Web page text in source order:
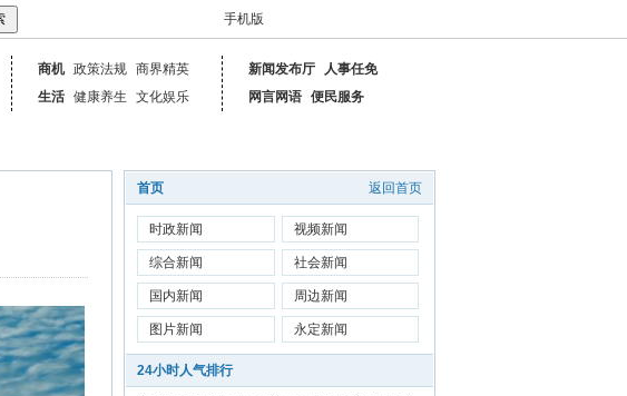
手机版
商机 政策法规 商界精英
生活 健康养生 文化娱乐
新闻发布厅
人事任免
网言网语 便民服务
返回首页
首页
时政新闻 视频新闻
综合新闻 社会新闻
国内新闻 周边新闻
图片新闻 永定新闻
24小时人气排行